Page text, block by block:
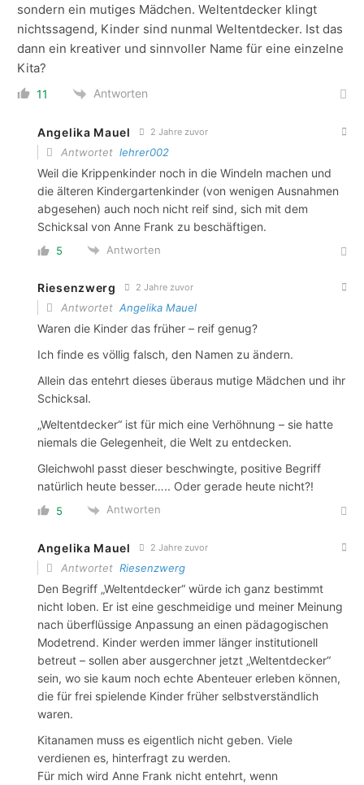
sondern ein mutiges Mädchen. Weltentdecker klingt
nichtssagend, Kinder sind nunmal Weltentdecker. Ist das
dann ein kreativer und sinnvoller Name für eine einzelne
Kita?
11 Antworten
Angelika Mauel 2 Jahre zuvor
Antwortet lehrer002
Weil die Krippenkinder noch in die Windeln machen und
die älteren Kindergartenkinder (von wenigen Ausnahmen
abgesehen) auch noch nicht reif sind, sich mit dem
Schicksal von Anne Frank zu beschäftigen.
5 Antworten
Riesenzwerg 2 Jahre zuvor
Antwortet Angelika Mauel
Waren die Kinder das früher – reif genug?
Ich finde es völlig falsch, den Namen zu ändern.
Allein das entehrt dieses überaus mutige Mädchen und ihr
Schicksal.
„Weltentdecker“ ist für mich eine Verhöhnung – sie hatte
niemals die Gelegenheit, die Welt zu entdecken.
Gleichwohl passt dieser beschwingte, positive Begriff
natürlich heute besser….. Oder gerade heute nicht?!
5 Antworten
Angelika Mauel 2 Jahre zuvor
Antwortet Riesenzwerg
Den Begriff „Weltentdecker“ würde ich ganz bestimmt
nicht loben. Er ist eine geschmeidige und meiner Meinung
nach überflüssige Anpassung an einen pädagogischen
Modetrend. Kinder werden immer länger institutionell
betreut – sollen aber ausgerchner jetzt „Weltentdecker“
sein, wo sie kaum noch echte Abenteuer erleben können,
die für frei spielende Kinder früher selbstverständlich
waren.
Kitanamen muss es eigentlich nicht geben. Viele
verdienen es, hinterfragt zu werden.
Für mich wird Anne Frank nicht entehrt, wenn